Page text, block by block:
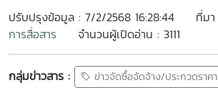
ปรับปรุงข้อมูล : 7/2/2568 16:28:44 ที่มา
การสื่อสาร
จำนวนผู้เปิดอ่าน : 3111
กลุ่มข่าวสาร : ข่าวจัดซื้อจัดจ้าง/ประกวดราคา